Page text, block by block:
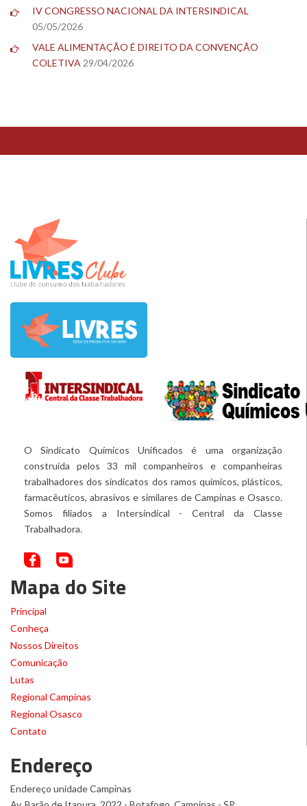
IV CONGRESSO NACIONAL DA INTERSINDICAL
05/05/2026
VALE ALIMENTAÇÃO É DIREITO DA CONVENÇÃO
COLETIVA29/04/2026
O Sindicato Químicos Unificados é uma organização
construída pelos 33 mil companheiros e companheiras
trabalhadores dos sindicatos dos ramos químicos, plásticos,
farmacêuticos, abrasivos e similares de Campinas e Osasco.
Somos filiados a Intersindical - Central da Classe
Trabalhadora.
Mapa do Site
Principal
Conheça
Nossos Direitos
Comunicação
Lutas
Regional Campinas
Regional Osasco
Contato
Endereço
Endereço unidade Campinas